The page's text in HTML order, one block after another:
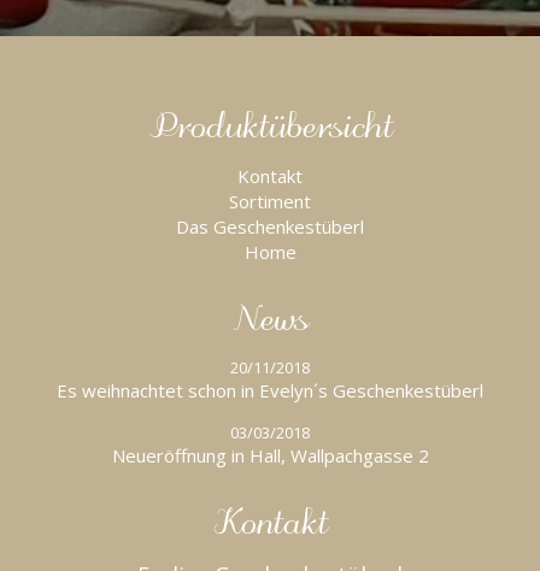
Produktübersicht
Kontakt
Sortiment
Das Geschenkestüberl
Home
News
20/11/2018
Es weihnachtet schon in Evelyn´s Geschenkestüberl
03/03/2018
Neueröffnung in Hall, Wallpachgasse 2
Kontakt